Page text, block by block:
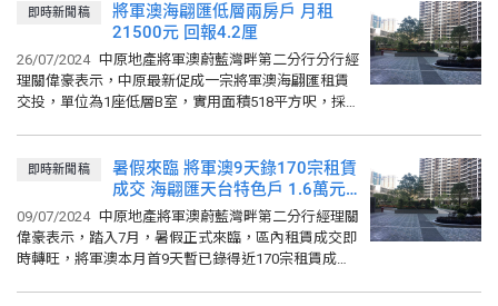
即時新聞稿
將軍澳海翩匯低層兩房戶 月租
21500元 回報4.2厘
26/07/2024 中原地產將軍澳蔚藍灣畔第二分行分行經
理關偉豪表示，中原最新促成一宗將軍澳海翩匯租賃
交投，單位為1座低層B室，實用面積518平方呎，採
即時新聞稿
暑假來臨 將軍澳9天錄170宗租賃
成交 海翩匯天台特色戶 1.6萬元
租出 呎租59元
09/07/2024 中原地產將軍澳蔚藍灣畔第二分行經理關
偉豪表示，踏入7月，暑假正式來臨，區內租賃成交即
時轉旺，將軍澳本月首9天暫已錄得近170宗租賃成